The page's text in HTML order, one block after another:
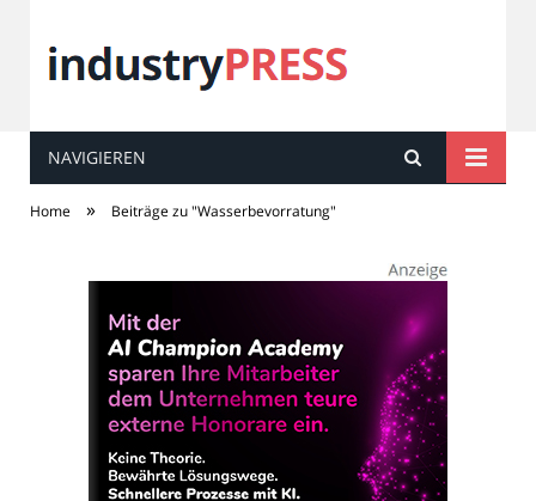
industryPRESS
NAVIGIEREN
Home » Beiträge zu "Wasserbevorratung"